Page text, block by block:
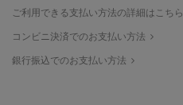
ご利用できる支払い方法の詳細はこちら
コンビニ決済でのお支払い方法
銀行振込でのお支払い方法